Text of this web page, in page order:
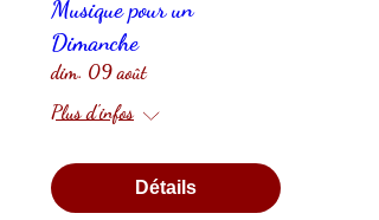
Musique pour un
Dimanche
dim. 09 août
Plus d'infos
Détails